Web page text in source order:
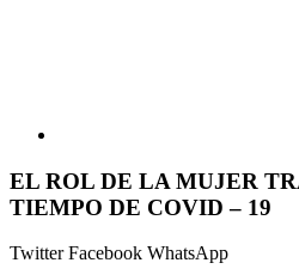
EL ROL DE LA MUJER
TIEMPO DE COVID – 19
TwitterFacebook WhatsApp